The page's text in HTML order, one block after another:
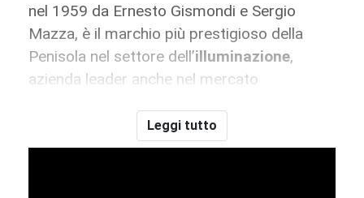
nel 1959 da Ernesto Gismondi e Sergio
Mazza, è il marchio più prestigioso della
Penisola nel settore dell’illuminazione,
azienda leader anche nel mercato
è caratterizzata per un per l’attenzione
rivolta aldesignche nel corso degli anni le
Leggi tutto